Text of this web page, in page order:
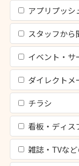
アプリプッシ
スタッフから
イベント・サ
ダイレクトメ
チラシ
看板・ディス
雑誌・TVな